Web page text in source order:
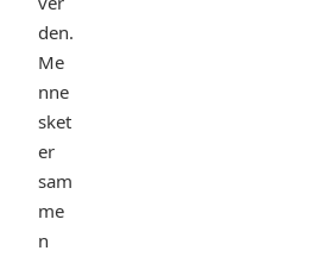
den.
Me
nne
sket
er
sam
me
n